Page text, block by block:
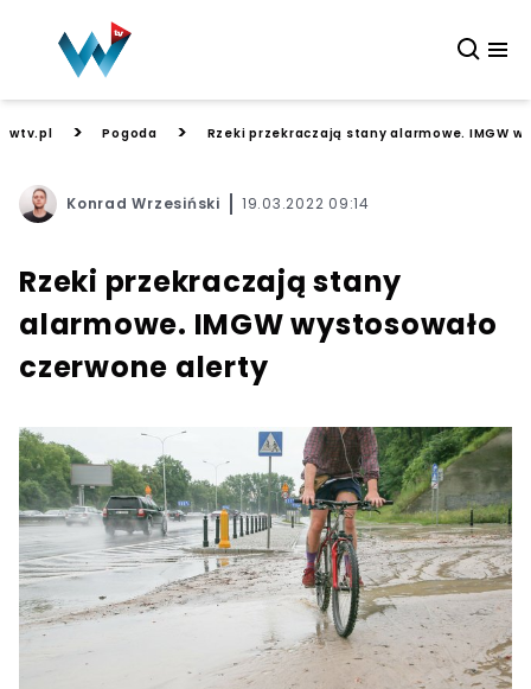
wtv.pl > Pogoda > Rzeki przekraczają stany alarmowe. IMGW
Konrad Wrzesiński 19.03.2022 09:14
Rzeki przekraczają stany
alarmowe. IMGW wystosowało
czerwone alerty